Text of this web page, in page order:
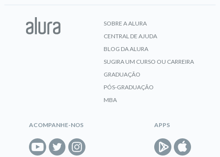
SOBRE A ALURA
CENTRAL DE AJUDA
BLOG DA ALURA
SUGIRA UM CURSO OU CARREIRA
GRADUAÇÃO
PÓS-GRADUAÇÃO
MBA
ACOMPANHE-NOS APPS